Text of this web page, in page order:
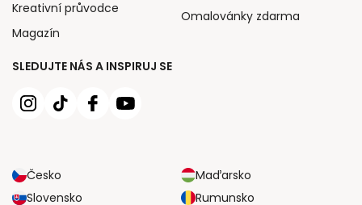
SLEDUJTE NÁS A INSPIRUJ SE
Česko
Maďarsko
Slovensko
Rumunsko
Kreativní průvodce
Magazín
Omalovánky zdarma